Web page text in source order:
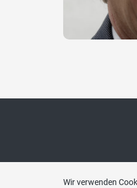
Wir verwenden